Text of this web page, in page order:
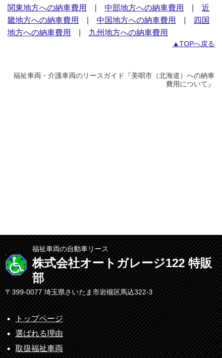
関東地方への納車費用
中部地方への納車費用
近
畿地方への納車費用
中国地方への納車費用
四国
地方への納車費用
九州地方への納車費用
▲TOPへ戻る
福祉車両・介護車両のリースガイド『美唄市（北海道）への納車
費用について』
福祉車両の自動車リース
株式会社オートガレージ122 特販
部
〒399-0077 埼玉県さいたま市岩槻区馬込322-3
トップページ
選ばれる理由
取扱福祉車両